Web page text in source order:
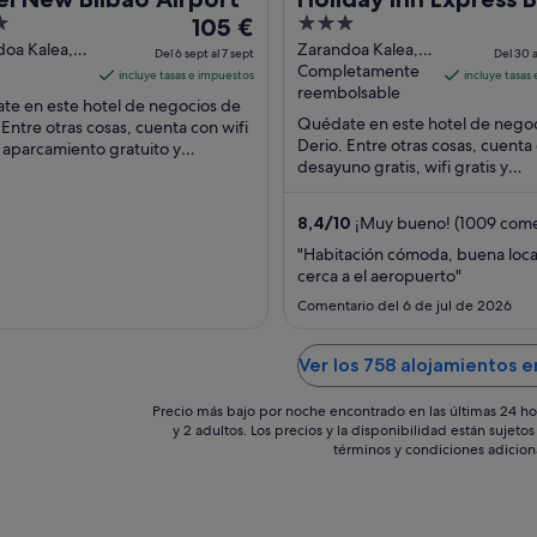
Kalea, 1
El
precio
es
de
105 €
por
105 €
Del 6 sept al 7 sept
incluye tasas e impuestos
en este hotel de negocios de
otras cosas, cuenta con wifi
gratuito y
by IHG
3
out
of
5
Zarandoa Kalea, 5
Derio Vizcaya
Completamente
reembolsable
Del 30
incluye tasas
Quédate en este hotel de
Derio. Entre otras cosas, cuenta
desayuno gratis, wifi gratis y
8,4/10 ¡Muy bueno! (1009
"Habitación cómoda, buena
cerca a el aeropuerto"
Comentario del 6 de jul de 2026
Ver los 758 alojamientos
Precio más bajo por noche encontrado en las últimas 24
y 2 adultos. Los precios y la disponibilidad están
términos y condiciones